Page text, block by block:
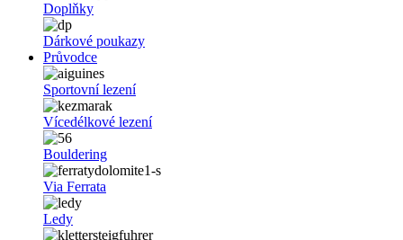
Doplňky
Dárkové poukazy
Průvodce
Sportovní lezení
Vícedélkové lezení
Bouldering
Via Ferrata
Ledy